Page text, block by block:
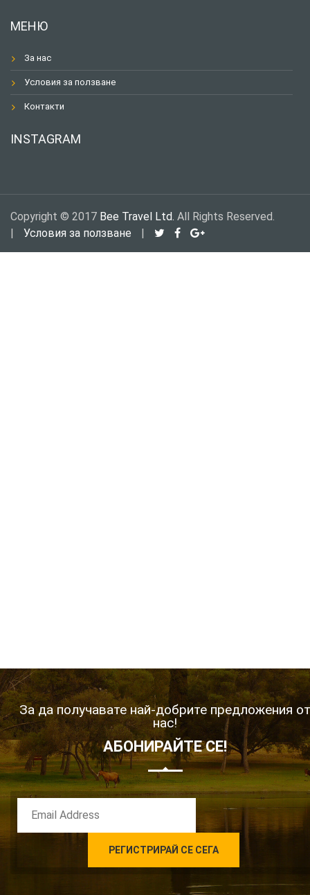
МЕНЮ
За нас
Условия за ползване
Контакти
INSTAGRAM
Copyright © 2017 Bee Travel Ltd. All Rights Reserved.
Условия за ползване
За да получавате най-добрите предложения от
нас!
АБОНИРАЙТЕ СЕ!